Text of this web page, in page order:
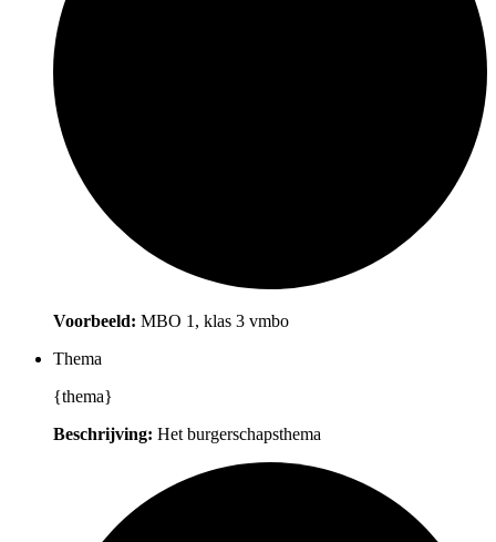
Voorbeeld: MBO 1, klas 3 vmbo
Thema
{thema}
Beschrijving: Het burgerschapsthema